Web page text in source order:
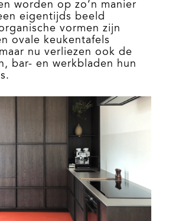
worden op zo’n manier
eigentijds beeld
vormen zijn
ovale keukentafels
nu verliezen ook de
bar- en werkbladen hun